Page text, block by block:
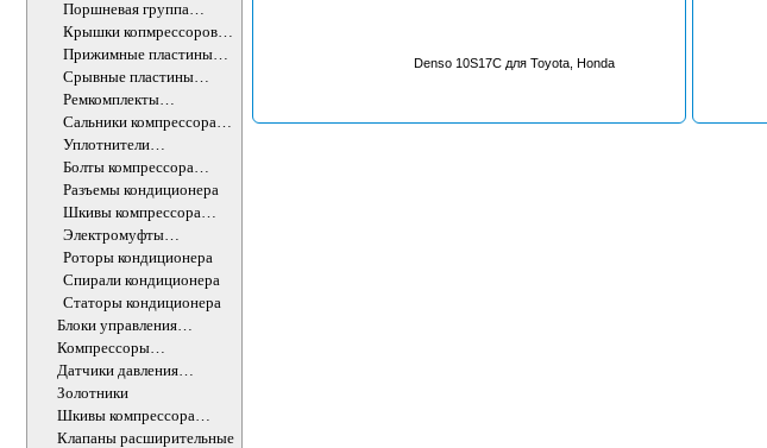
компрессора
кондиционера
Поршневая группа
компрессора
кондиционера
Крышки копмрессоров
кондиционера
Прижимные пластины
шкива кондиционера
Срывные пластины
шкива кондиционера
Ремкомплекты
компрессора
кондиционера
Сальники компрессора
кондиционера
Уплотнители
компрессора
кондиционера
Болты компрессора
кондиционера
Разъемы кондиционера
Шкивы компрессора
кондиционера в сборе
Электромуфты
компрессора
кондиционера
Роторы кондиционера
Спирали кондиционера
Статоры кондиционера
Блоки управления
кондиционером
Компрессоры
кондиционера
Датчики давления
хладагента
Золотники
Шкивы компрессора
кондиционера
Клапаны расширительные
Denso 10S17C для Toyota, Honda